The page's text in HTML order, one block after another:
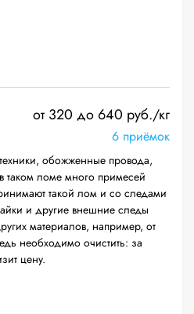
от 320 до 640 руб./кг
6 приёмок
обожженные провода,
таком ломе много примесей
такой лом и со следами
и другие внешние следы
материалов, например, от
необходимо очистить: за
цену.